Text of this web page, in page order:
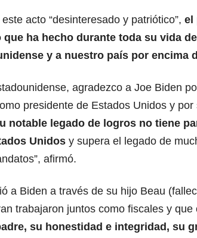
acto “desinteresado y patriótico”, el
que ha hecho durante toda su vida
y a nuestro país por encima
agradezco a Joe Biden
presidente de Estados Unidos y
notable legado de logros no tiene
Unidos y supera el legado de
afirmó.
a Biden a través de su hijo Beau
trabajaron juntos como fiscales y que
su honestidad e integridad, su